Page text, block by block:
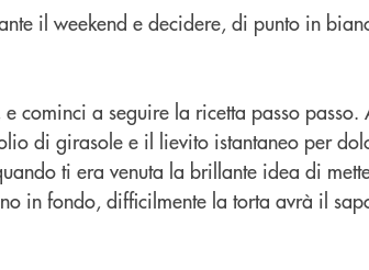
il weekend e decidere, di punto in
cominci a seguire la ricetta passo passo.
di girasole e il lievito istantaneo per
ti era venuta la brillante idea di
in fondo, difficilmente la torta avrà il